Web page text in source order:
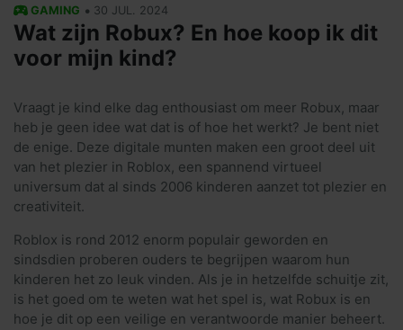
GAMING • 30 JUL. 2024
Wat zijn Robux? En hoe koop ik dit
voor mijn kind?
Vraagt je kind elke dag enthousiast om meer Robux, maar
heb je geen idee wat dat is of hoe het werkt? Je bent niet
de enige. Deze digitale munten maken een groot deel uit
van het plezier in Roblox, een spannend virtueel
universum dat al sinds 2006 kinderen aanzet tot plezier en
creativiteit.
Roblox is rond 2012 enorm populair geworden en
sindsdien proberen ouders te begrijpen waarom hun
kinderen het zo leuk vinden. Als je in hetzelfde schuitje zit,
is het goed om te weten wat het spel is, wat Robux is en
hoe je dit op een veilige en verantwoorde manier beheert.